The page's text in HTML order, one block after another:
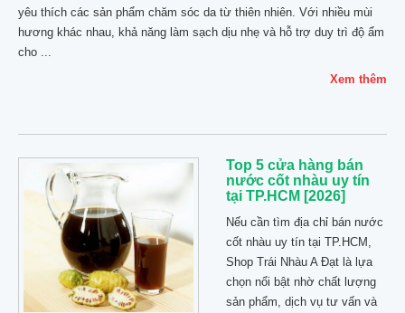
yêu thích các sản phẩm chăm sóc da từ thiên nhiên. Với nhiều mùi
hương khác nhau, khả năng làm sạch dịu nhẹ và hỗ trợ duy trì độ ẩm
cho ...
Xem thêm
Top 5 cửa hàng bán
nước cốt nhàu uy tín
tại TP.HCM [2026]
Nếu cần tìm địa chỉ bán nước
cốt nhàu uy tín tại TP.HCM,
Shop Trái Nhàu A Đạt là lựa
chọn nổi bật nhờ chất lượng
sản phẩm, dịch vụ tư vấn và